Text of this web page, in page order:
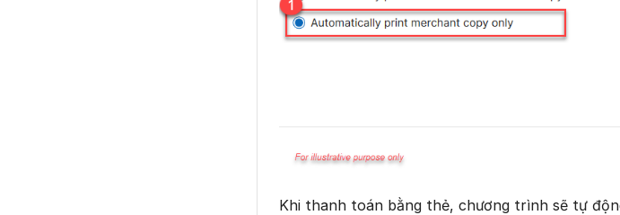
Khi thanh toán bằng thẻ, chương trình sẽ tự